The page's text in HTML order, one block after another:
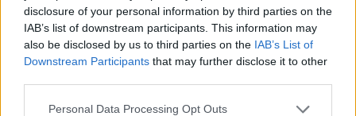
disclosure of your personal information by third parties on the
IAB’s list of downstream participants. This information may
also be disclosed by us to third parties on the IAB’s List of
Downstream Participants that may further disclose it to other
Please note that this website/app uses one or more Google
Personal Data Processing Opt Outs